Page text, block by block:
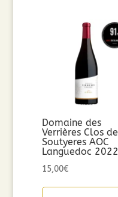
Domaine des
Verrières Clos
Soutyeres AOC
Languedoc 2022
15,00€